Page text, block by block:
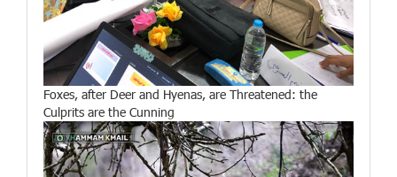
Foxes, after Deer and Hyenas, are Threatened: the
Culprits are the Cunning